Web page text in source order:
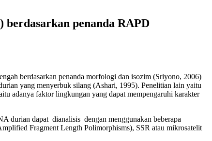
penanda RAPD
berdasarkan penanda morfologi dan isozim (Sriyono, 2006)
yang menyerbuk silang (Ashari, 1995). Penelitian lain yaitu
adanya faktor lingkungan yang dapat mempengaruhi karakter
durian dapat dianalisis dengan menggunakan beberapa
Fragment Length Polimorphisms), SSR atau mikrosatelit